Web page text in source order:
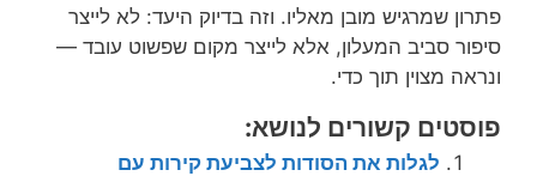
פתרון שמרגיש מובן מאליו. וזה בדיוק היעד: לא לייצר
סיפור סביב המעלון, אלא לייצר מקום שפשוט עובד —
ונראה מצוין תוך כדי.
פוסטים קשורים לנושא:
לגלות את הסודות לצביעת קירות עם